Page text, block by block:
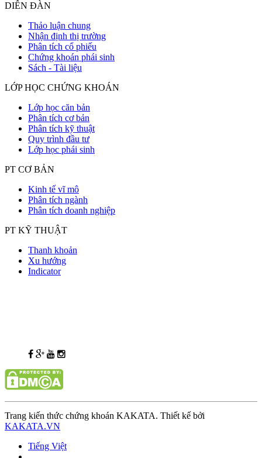
DIỄN ĐÀN
Thảo luận chung
Nhận định thị trường
Phân tích cổ phiếu
Chứng khoán phái sinh
Sách - Tài liệu
LỚP HỌC CHỨNG KHOÁN
Lớp học căn bản
Phân tích cơ bản
Phân tích kỹ thuật
Quy trình đầu tư
Lớp học phái sinh
PT CƠ BẢN
Kinh tế vĩ mô
Phân tích ngành
Phân tích doanh nghiệp
PT KỸ THUẬT
Thanh khoản
Xu hướng
Indicator
Trang kiến thức chứng khoán KAKATA. Thiết kế bởi
KAKATA.VN
Tiếng Việt